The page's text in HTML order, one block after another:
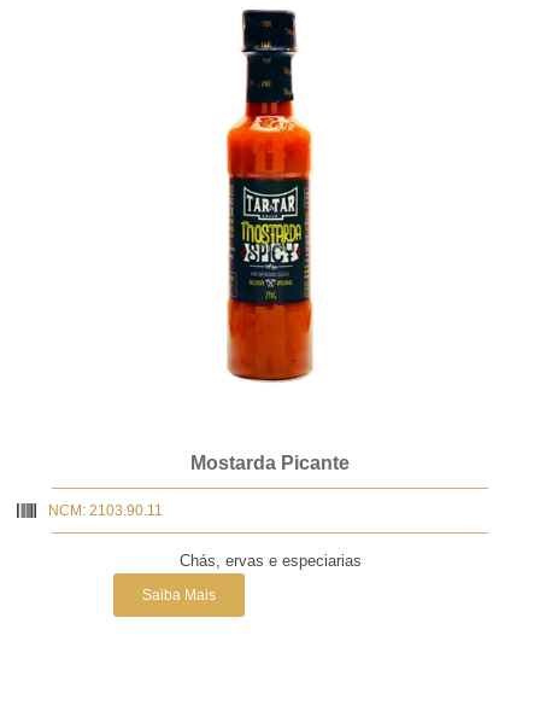
Mostarda Picante
NCM: 2103.90.11
Chás, ervas e especiarias
Saiba Mais